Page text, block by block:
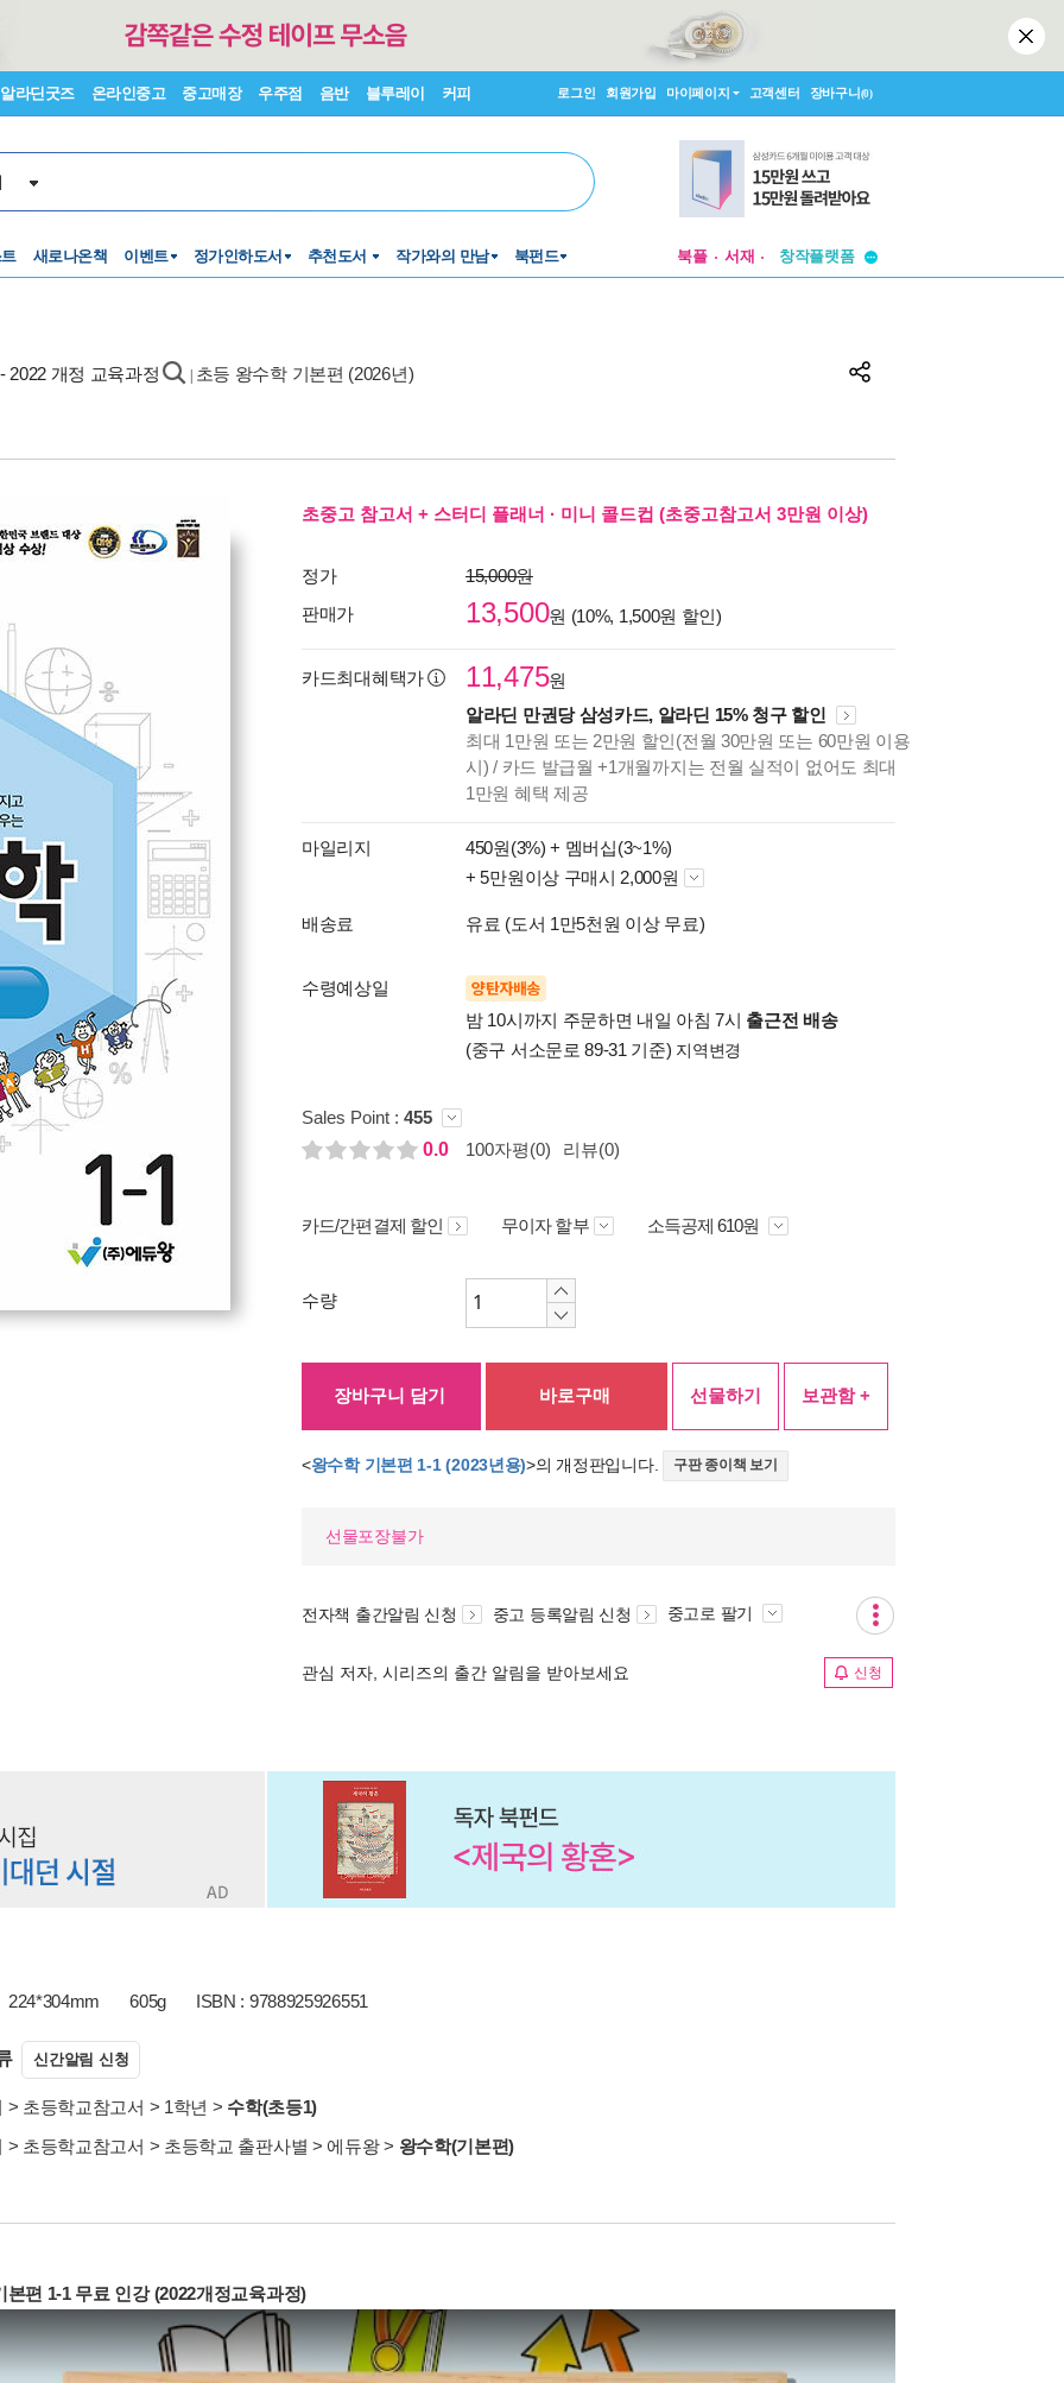
알라딘굿즈 온라인중고 중고매장 우주점 음반 블루레이 커피 로그인 회원가입 마이페이지 고객센터 장바구니(0)
새로나온책 이벤트 정가인하도서 추천도서 작가와의 만남 북펀드 북플 서재
창작플랫폼
- 2022 개정 교육과정 초등 왕수학 기본편 (2026년)
초중고 참고서 + 스터디 플래너 · 미니 콜드컵 (초중고참고서 3만원 이상)
정가
15,000원
판매가
13,500원 (10%, 1,500원 할인)
카드최대혜택가 11,475원
알라딘 만권당 삼성카드, 알라딘 15% 청구 할인
최대 1만원 또는 2만원 할인(전월 30만원 또는 60만원 이용
시) / 카드 발급월 +1개월까지는 전월 실적이 없어도 최대
1만원 혜택 제공
마일리지 450원(3%) + 멤버십(3~1%)
+ 5만원이상 구매시 2,000원
배송료 유료 (도서 1만5천원 이상 무료)
수령예상일 양탄자배송
밤 10시까지 주문하면 내일 아침 7시 출근전 배송
(중구 서소문로 89-31 기준) 지역변경
Sales Point : 455
0.0
100자평(0) 리뷰(0)
카드/간편결제 할인 무이자 할부 소득공제 610원
수량
장바구니 담기 바로구매 선물하기 보관함 +
<왕수학 기본편 1-1 (2023년용)>의 개정판입니다. 구판 종이책 보기
선물포장불가
전자책 출간알림 신청 중고 등록알림 신청 중고로 팔기
관심 저자, 시리즈의 출간 알림을 받아보세요 신청
224*304mm 605g ISBN : 9788925926551
신간알림 신청
> 초등학교참고서 > 1학년 > 수학(초등1)
> 초등학교참고서 > 초등학교 출판사별 > 에듀왕> 왕수학(기본편)
본편 1-1 무료 인강 (2022개정교육과정)